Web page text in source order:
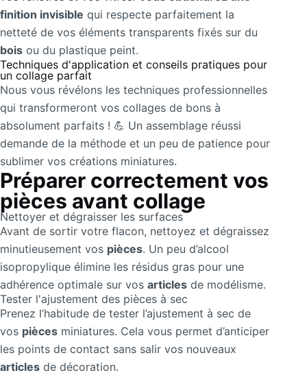
finition invisible qui respecte parfaitement la
netteté de vos éléments transparents fixés sur du
bois ou du plastique peint.
Techniques d'application et conseils pratiques pour
un collage parfait
Nous vous révélons les techniques professionnelles
qui transformeront vos collages de bons à
absolument parfaits ! 💪 Un assemblage réussi
demande de la méthode et un peu de patience pour
sublimer vos créations miniatures.
Préparer correctement vos
pièces avant collage
Nettoyer et dégraisser les surfaces
Avant de sortir votre flacon, nettoyez et dégraissez
minutieusement vos pièces. Un peu d’alcool
isopropylique élimine les résidus gras pour une
adhérence optimale sur vos articles de modélisme.
Tester l'ajustement des pièces à sec
Prenez l’habitude de tester l’ajustement à sec de
vos pièces miniatures. Cela vous permet d’anticiper
les points de contact sans salir vos nouveaux
articles de décoration.